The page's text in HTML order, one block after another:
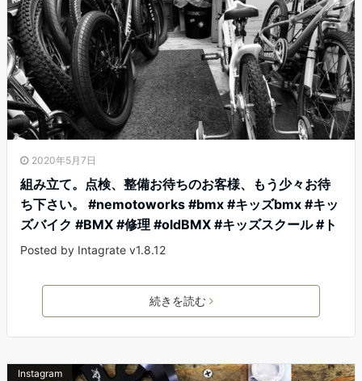
2020年5月7日
組み立て。点検、整備お待ちのお客様、もう少々お待
ち下さい。 #nemotoworks #bmx #キッズbmx #キッ
ズバイク #BMX #修理 #oldBMX #キッズスクール #ト
Posted by Intagrate v1.8.12
続きを読む
Instagram